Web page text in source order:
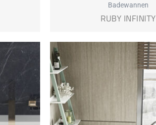
Badewannen
RUBY INFINITY